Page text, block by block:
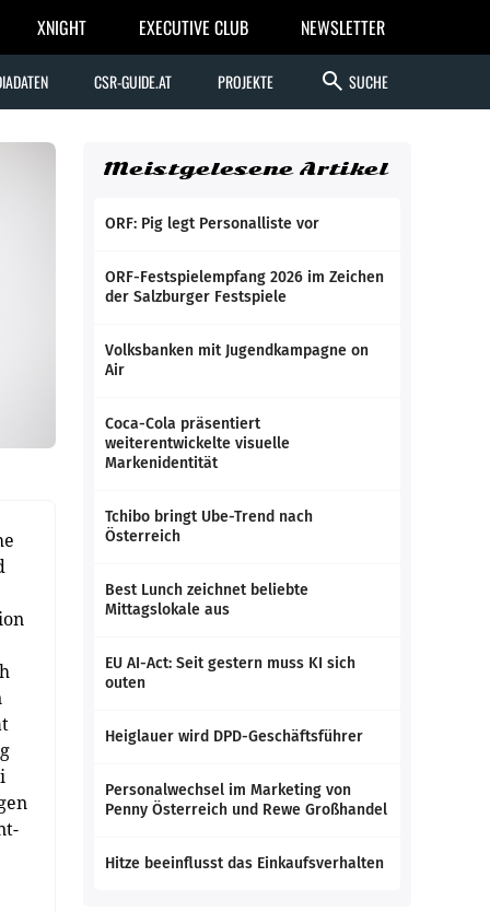
XNIGHT EXECUTIVE CLUB NEWSLETTER
CSR-GUIDE.AT PROJEKTE search SUCHE
Meistgelesene Artikel
ORF: Pig legt Personalliste vor
ORF-Festspielempfang 2026 im Zeichen
der Salzburger Festspiele
Volksbanken mit Jugendkampagne on
Air
Coca-Cola präsentiert
weiterentwickelte visuelle
Markenidentität
Tchibo bringt Ube-Trend nach
Österreich
Best Lunch zeichnet beliebte
Mittagslokale aus
EU AI-Act: Seit gestern muss KI sich
outen
Heiglauer wird DPD-Geschäftsführer
Personalwechsel im Marketing von
Penny Österreich und Rewe Großhandel
Hitze beeinflusst das Einkaufsverhalten